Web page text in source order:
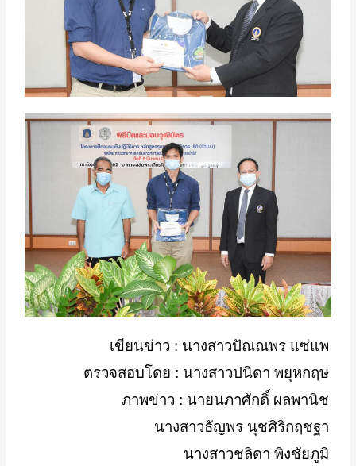
เขียนข่าว : นางสาวปัณณพร แซ่แพ
ตรวจสอบโดย : นางสาวปนิดา พยุหกฤษ
ภาพข่าว : นายนภาศักดิ์ ผลพานิช
นางสาวธัญพร นุชศิริกฤชฐา
นางสาวชลิดา พิงชัยภูมิ